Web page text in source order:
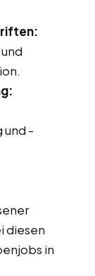
und -
diesen
in